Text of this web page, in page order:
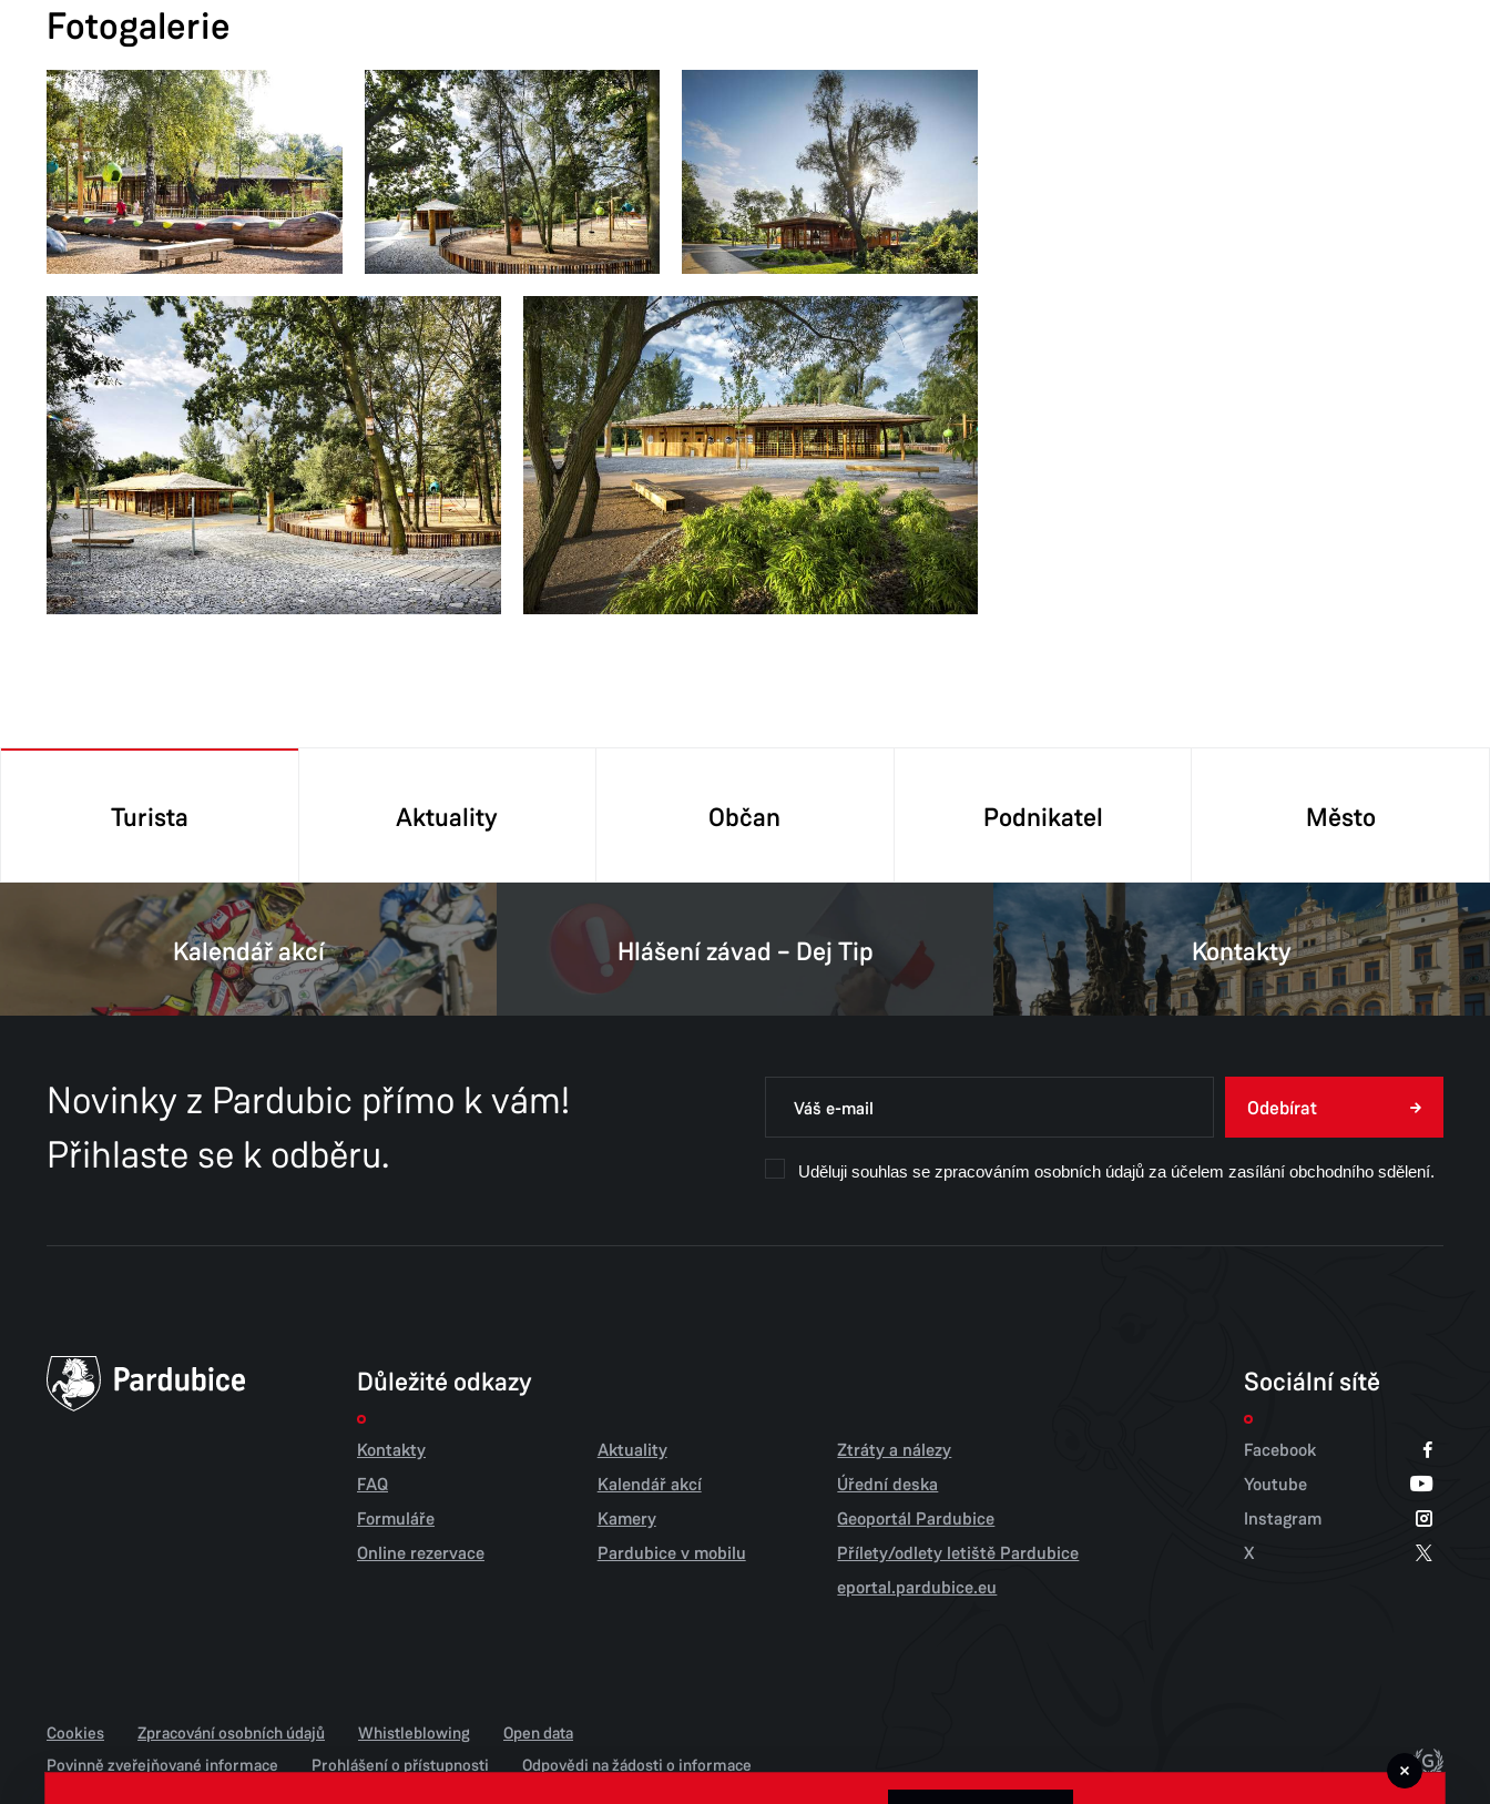
Fotogalerie
Turista Aktuality Občan Podnikatel Město
Kalendář akcí Hlášení závad – Dej Tip Kontakty
Novinky z Pardubic přímo k vám!
Přihlaste se k odběru.
Odebírat
Uděluji souhlas se zpracováním osobních údajů za účelem zasílání obchodního sdělení.
Sociální sítě
Facebook
Youtube
Instagram
X
Důležité odkazy
Kontakty
FAQ
Formuláře
Online rezervace
Aktuality
Kalendář akcí
Kamery
Pardubice v mobilu
Ztráty a nálezy
Úřední deska
Geoportál Pardubice
Přílety/odlety letiště Pardubice
eportal.pardubice.eu
Cookies Zpracování osobních údajů Whistleblowing
Open data
Povinně zveřejňované informace
Prohlášení o přístupnosti
Odpovědi na žádosti o informace